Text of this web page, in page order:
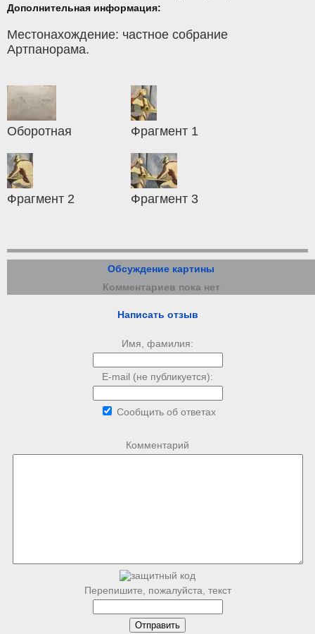
Дополнительная информация:
Местонахождение: частное собрание
Артпанорама.
Оборотная Фрагмент 1
Фрагмент 2 Фрагмент 3
Обсуждение картины
Комментариев пока нет
Написать отзыв
Имя, фамилия:
E-mail (не публикуется):
Сообщить об ответах
Комментарий
Перепишите, пожалуйста, текст